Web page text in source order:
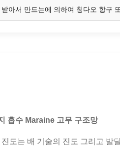
받아서 만드는에 의하여 칭다오 항구
흡수 Maraine 고무 구조망
진도는 배 기술의 진도 그리고 발